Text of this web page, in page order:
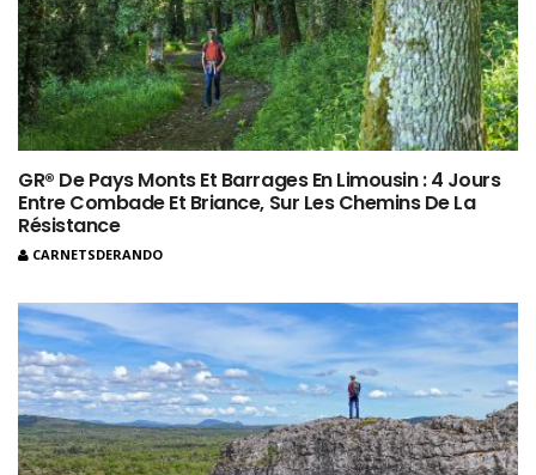
GR® De Pays Monts Et Barrages En Limousin : 4 Jours
Entre Combade Et Briance, Sur Les Chemins De La
Résistance
CARNETSDERANDO